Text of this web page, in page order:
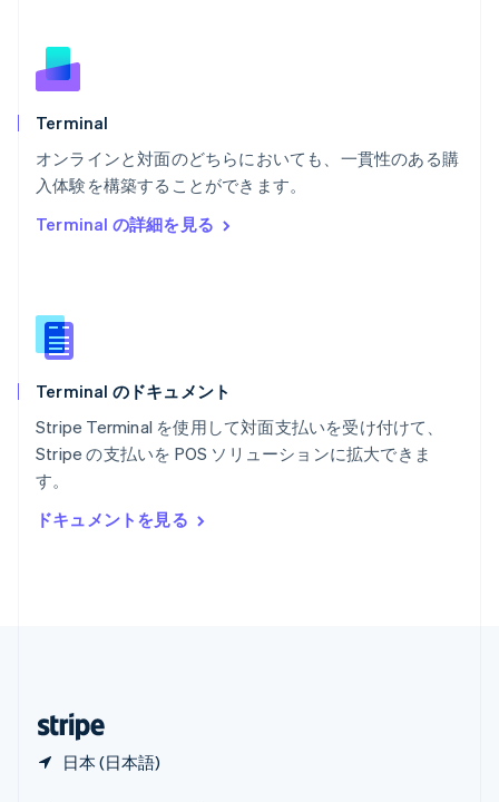
Terminal
オンラインと対面のどちらにおいても、一貫性のある購
入体験を構築することができます。
Terminal の詳細を見る
Terminal のドキュメント
Stripe Terminal を使用して対面支払いを受け付けて、
Stripe の支払いを POS ソリューションに拡大できま
す。
ドキュメントを見る
日本 (日本語)
ブルガリア
English
ベルギー
Nederlands
English
ポルトガル
マルタ
メキシコ
Español
English
リトアニア
リヒテンシュタイン
ルーマニア
English